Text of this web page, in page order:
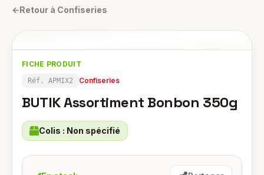
←Retour à Confiseries
FICHE PRODUIT
Réf. APMIX2 Confiseries
BUTIK Assortiment Bonbon 350g
Colis : Non spécifié